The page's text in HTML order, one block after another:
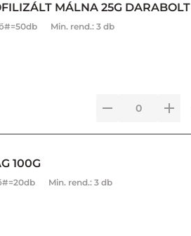
MÁLNA 25G DARABOLT
Min. rend.: 3 db
100G
Min. rend.: 3 db